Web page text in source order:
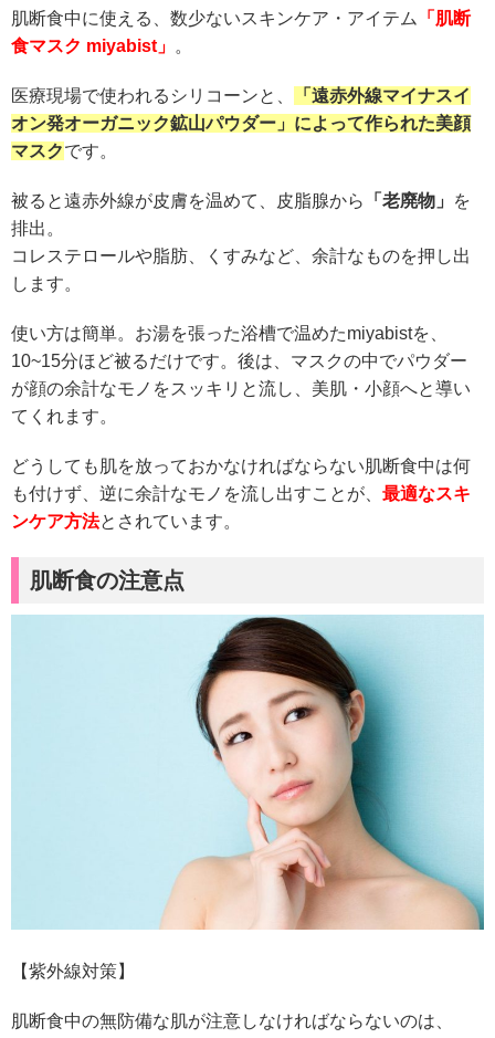
肌断食中に使える、数少ないスキンケア・アイテム
「肌断
食マスク miyabist」 。
医療現場で使われるシリコーンと、
「遠赤外線マイナスイ
オン発オーガニック鉱山パウダー」によって作られた美顔
マスクです。
被ると遠赤外線が皮膚を温めて、皮脂腺から 「老廃物」
を
排出。
コレステロールや脂肪、くすみなど、余計なものを押し出
します。
使い方は簡単。お湯を張った浴槽で温めたmiyabistを、
10~15分ほど被るだけです。後は、マスクの中でパウダー
が顔の余計なモノをスッキリと流し、美肌・小顔へと導い
てくれます。
どうしても肌を放っておかなければならない肌断食中は何
も付けず、逆に余計なモノを流し出すことが、 最適なスキ
ンケア方法とされています。
肌断食の注意点
【紫外線対策】
肌断食中の無防備な肌が注意しなければならないのは、